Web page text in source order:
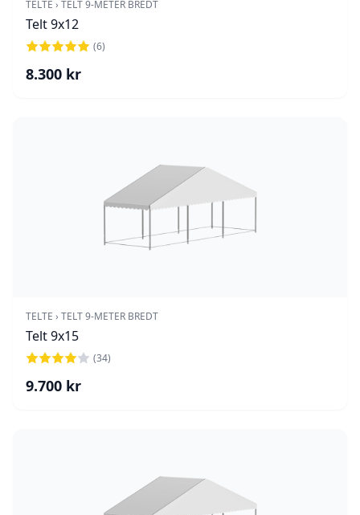
TELTE › TELT 9-METER BREDT
Telt 9x12
(6)
8.300 kr
TELTE › TELT 9-METER BREDT
Telt 9x15
(34)
9.700 kr